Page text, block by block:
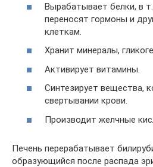
Вырабатывает белки, в
переносят гормоны и
клеткам.
Хранит минералы,
Активирует витамины.
Синтезирует вещества,
свертывании крови.
Производит желчные
Печень перерабатывает
образующийся после распада